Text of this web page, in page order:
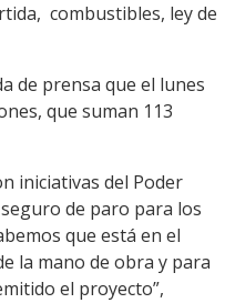
combustibles, ley de
de prensa que el lunes
que suman 113
iniciativas del Poder
de paro para los
que está en el
la mano de obra y para
el proyecto”,